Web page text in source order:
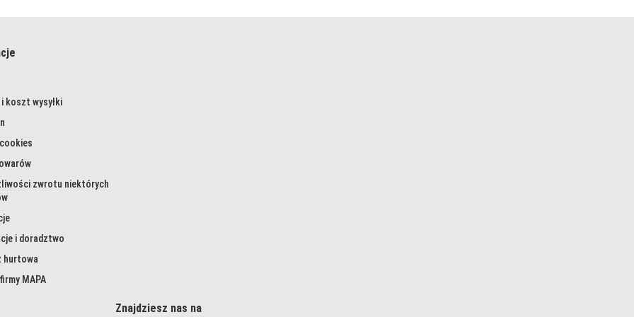
koszt wysyłki
zwrotu niektórych
i doradztwo
hurtowa
MAPA
Znajdziesz nas na